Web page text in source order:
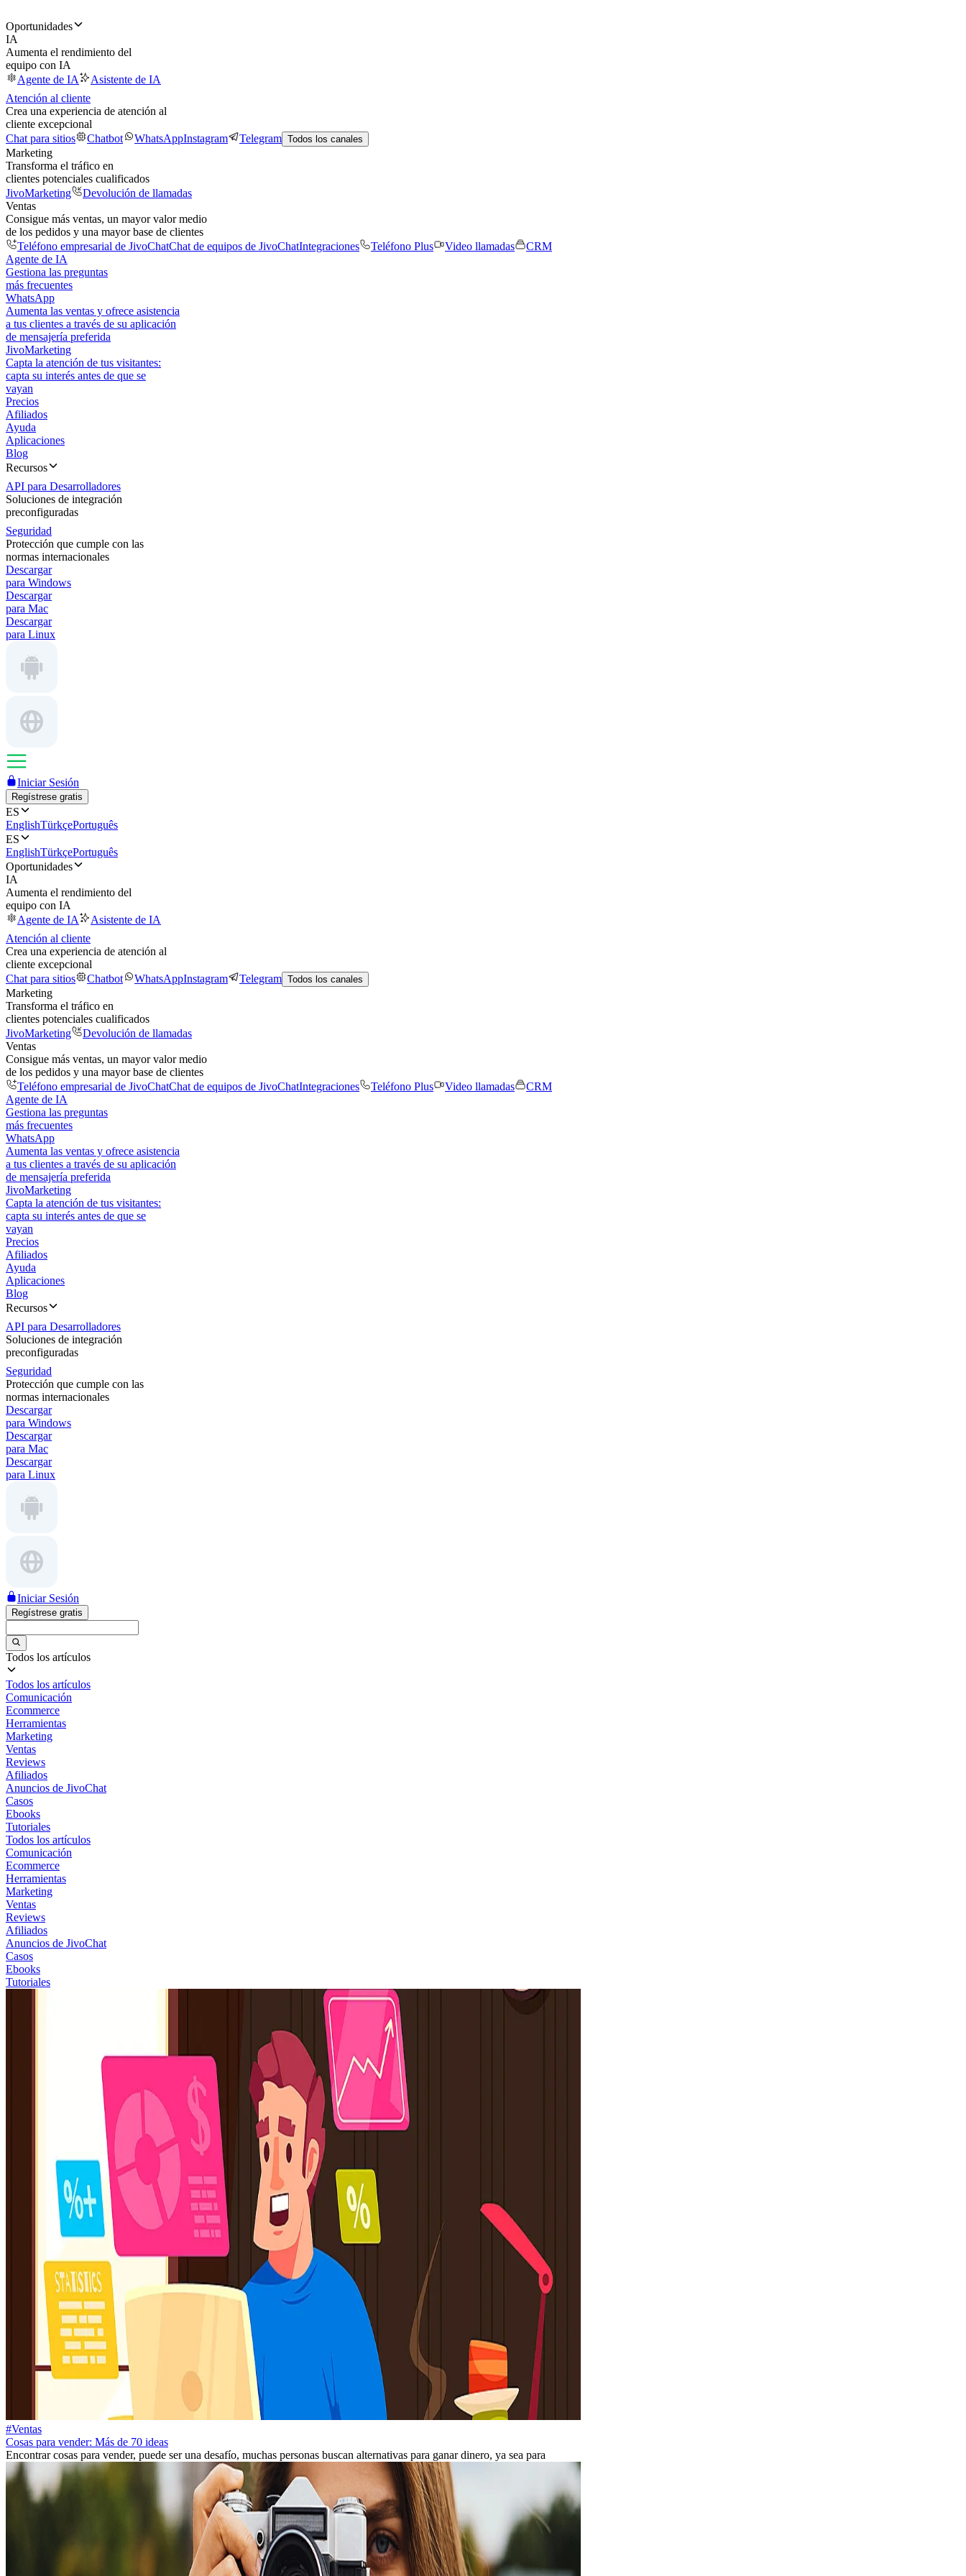
Oportunidades
IA
Aumenta el rendimiento del
equipo con IA
Agente de IA
Asistente de IA
Atención al cliente
Crea una experiencia de atención al
cliente excepcional
Chat para sitios
Chatbot WhatsAppInstagram Telegram Todos los canales
Marketing
Transforma el tráfico en
clientes potenciales cualificados
JivoMarketing
Devolución de llamadas
Ventas
Consigue más ventas, un mayor valor medio
de los pedidos y una mayor base de clientes
Teléfono empresarial de JivoChatChat de equipos de JivoChatIntegraciones Teléfono Plus Video llamadas
CRM
Agente de IA
Gestiona las preguntas
más frecuentes
WhatsApp
Aumenta las ventas y ofrece asistencia
a tus clientes a través de su aplicación
de mensajería preferida
JivoMarketing
Capta la atención de tus visitantes:
capta su interés antes de que se
vayan
Precios
Afiliados
Ayuda
Aplicaciones
Blog
Recursos
API para Desarrolladores
Soluciones de integración
preconfiguradas
Seguridad
Protección que cumple con las
normas internacionales
Descargar
para Windows
Descargar
para Mac
Descargar
para Linux
Iniciar Sesión
Regístrese gratis
ES
EnglishTürkçePortuguês
ES
EnglishTürkçePortuguês
Oportunidades
IA
Aumenta el rendimiento del
equipo con IA
Agente de IA
Asistente de IA
Atención al cliente
Crea una experiencia de atención al
cliente excepcional
Chat para sitios
Chatbot WhatsAppInstagram Telegram Todos los canales
Marketing
Transforma el tráfico en
clientes potenciales cualificados
JivoMarketing
Devolución de llamadas
Ventas
Consigue más ventas, un mayor valor medio
de los pedidos y una mayor base de clientes
Teléfono empresarial de JivoChatChat de equipos de JivoChatIntegraciones Teléfono Plus Video llamadas
CRM
Agente de IA
Gestiona las preguntas
más frecuentes
WhatsApp
Aumenta las ventas y ofrece asistencia
a tus clientes a través de su aplicación
de mensajería preferida
JivoMarketing
Capta la atención de tus visitantes:
capta su interés antes de que se
vayan
Precios
Afiliados
Ayuda
Aplicaciones
Blog
Recursos
API para Desarrolladores
Soluciones de integración
preconfiguradas
Seguridad
Protección que cumple con las
normas internacionales
Descargar
para Windows
Descargar
para Mac
Descargar
para Linux
Iniciar Sesión
Regístrese gratis
Todos los artículos
Todos los artículos
Comunicación
Ecommerce
Herramientas
Marketing
Ventas
Reviews
Afiliados
Anuncios de JivoChat
Casos
Ebooks
Tutoriales
Todos los artículos
Comunicación
Ecommerce
Herramientas
Marketing
Ventas
Reviews
Afiliados
Anuncios de JivoChat
Casos
Ebooks
Tutoriales
#Ventas
Cosas para vender: Más de 70 ideas
Encontrar cosas para vender, puede ser una desafío, muchas personas buscan alternativas para ganar dinero, ya sea para